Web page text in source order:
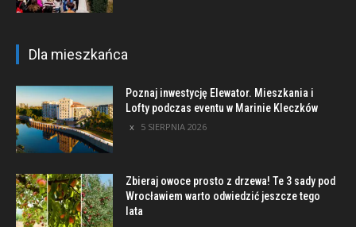
Dla mieszkańca
Poznaj inwestycję Elewator. Mieszkania i
Lofty podczas eventu w Marinie Kleczków
5 SIERPNIA 2026
Zbieraj owoce prosto z drzewa! Te 3 sady pod
Wrocławiem warto odwiedzić jeszcze tego
lata